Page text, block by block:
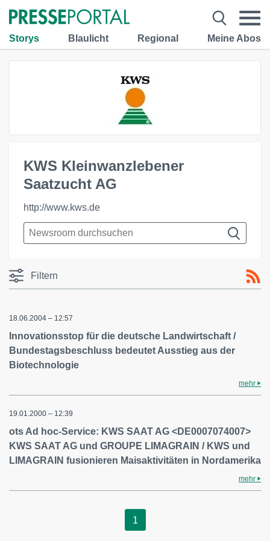
Storys Blaulicht Regional Meine Abos
KWS Kleinwanzlebener
Saatzucht AG
http://www.kws.de
Filtern
18.06.2004 – 12:57
Innovationsstop für die deutsche Landwirtschaft /
Bundestagsbeschluss bedeutet Ausstieg aus der
Biotechnologie
mehr
19.01.2000 – 12:39
ots Ad hoc-Service: KWS SAAT AG <DE0007074007>
KWS SAAT AG und GROUPE LIMAGRAIN / KWS und
LIMAGRAIN fusionieren Maisaktivitäten in Nordamerika
mehr
1